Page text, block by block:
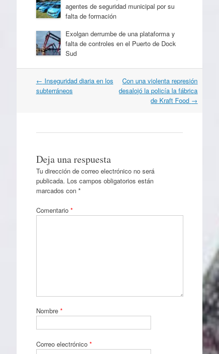
agentes de seguridad municipal por su
falta de formación
Exolgan derrumbe de una plataforma y
falta de controles en el Puerto de Dock
Sud
Navegación
por
← Inseguridad diaria en los
subterráneos
Con una violenta represión
desalojó la policía la fábrica
de Kraft Food →
Deja una respuesta
Tu dirección de correo electrónico no será
publicada. Los campos obligatorios están
marcados con *
Comentario *
Nombre *
Correo electrónico *